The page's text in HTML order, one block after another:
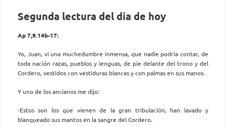
Segunda lectura del día de hoy
Ap 7,9.14b-17:
Yo, Juan, vi una muchedumbre inmensa, que nadie podría contar, de
toda nación razas, pueblos y lenguas, de pie delante del trono y del
Cordero, vestidos con vestiduras blancas y con palmas en sus manos.
Y uno de los ancianos me dijo:
-Estos son los que vienen de la gran tribulación, han lavado y
blanqueado sus mantos en la sangre del Cordero.